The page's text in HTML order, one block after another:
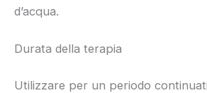
d’acqua.
Durata della terapia
Utilizzare per un periodo